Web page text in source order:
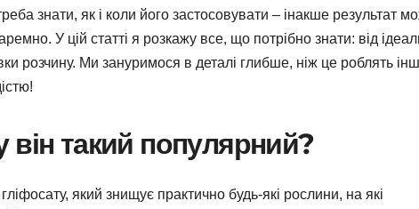
знати, як і коли його застосовувати – інакше результат
У цій статті я розкажу все, що потрібно знати: від
розчину. Ми зануримося в деталі глибше, ніж це роблять
такий популярний?
який знищує практично будь-які рослини, на які